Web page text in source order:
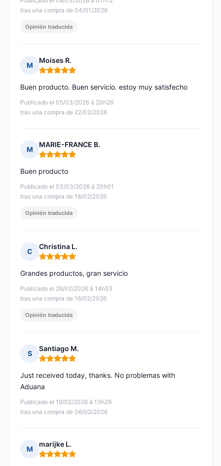
tras una compra de 04/01/2026
Opinión traducida
M
Moises R.
Nota: 5 de 5
Publicado el 05/03/2026 à 20h26
tras una compra de 22/02/2026
Buen producto. Buen servicio. estoy muy satisfecho
M
MARIE-FRANCE B.
Nota: 5 de 5
Publicado el 03/03/2026 à 20h01
tras una compra de 18/02/2026
Buen producto
Opinión traducida
C
Christina L.
Nota: 5 de 5
Publicado el 26/02/2026 à 14h53
tras una compra de 16/02/2026
Grandes productos, gran servicio
Opinión traducida
S
Santiago M.
Nota: 5 de 5
Publicado el 19/02/2026 à 13h29
tras una compra de 06/02/2026
Just received today, thanks. No problemas with
Aduana
M
marijke L.
Nota: 5 de 5